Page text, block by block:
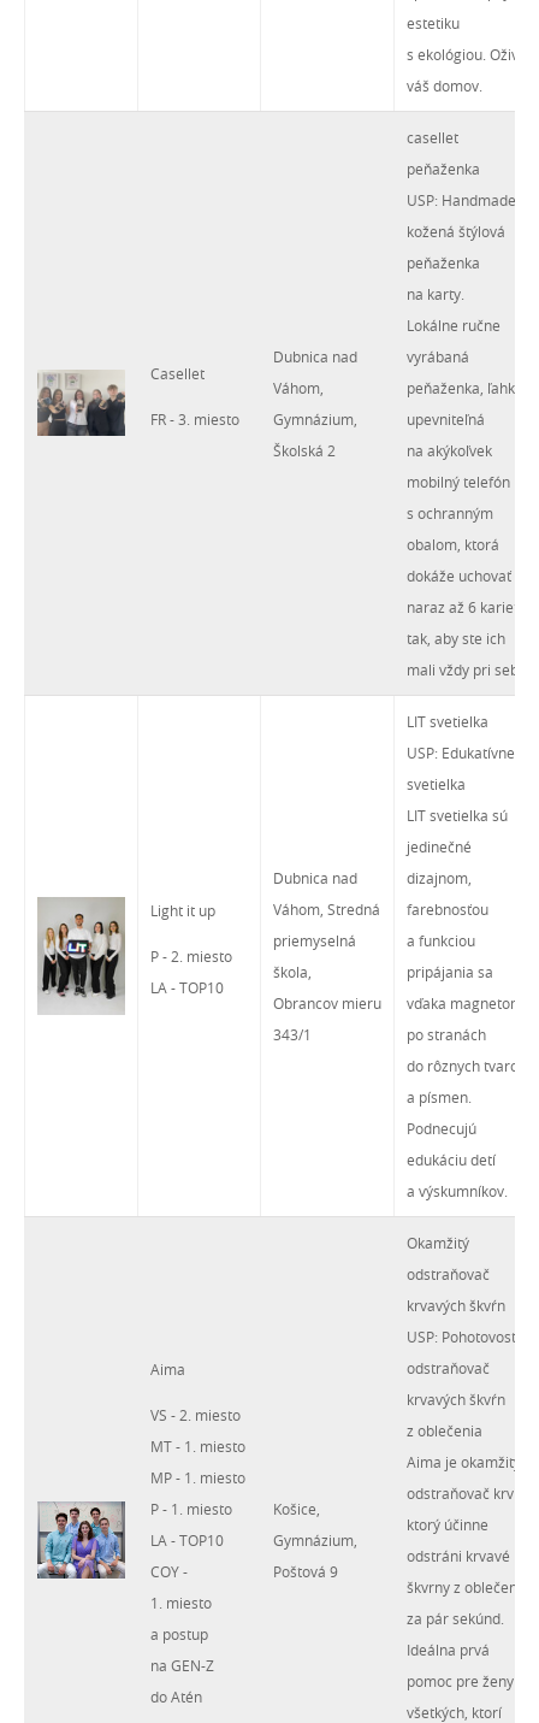
estetiku
s ekológiou. Oživia
váš domov.
Casellet
FR - 3. miesto
Dubnica nad
Váhom,
Gymnázium,
Školská 2
casellet
peňaženka
USP: Handmade
kožená štýlová
peňaženka
na karty.
Lokálne ručne
vyrábaná
peňaženka, ľahko
upevniteľná
na akýkoľvek
mobilný telefón
s ochranným
obalom, ktorá
dokáže uchovať
naraz až 6 kariet
tak, aby ste ich
mali vždy pri sebe!
Light it up
P - 2. miesto
LA - TOP10
Dubnica nad
Váhom, Stredná
priemyselná
škola,
Obrancov mieru
343/1
LIT svetielka
USP: Edukatívne
svetielka
LIT svetielka sú
jedinečné
dizajnom,
farebnosťou
a funkciou
pripájania sa
vďaka magnetom
po stranách
do rôznych tvarov
a písmen.
Podnecujú
edukáciu detí
a výskumníkov.
Aima
VS - 2. miesto
MT - 1. miesto
MP - 1. miesto
P - 1. miesto
LA - TOP10
COY -
1. miesto
a postup
na GEN-Z
do Atén
Košice,
Gymnázium,
Poštová 9
Okamžitý
odstraňovač
krvavých škvŕn
USP: Pohotovostný
odstraňovač
krvavých škvŕn
z oblečenia
Aima je okamžitý
odstraňovač krvi,
ktorý účinne
odstráni krvavé
škvrny z oblečenia
za pár sekúnd.
Ideálna prvá
pomoc pre ženy aj
všetkých, ktorí